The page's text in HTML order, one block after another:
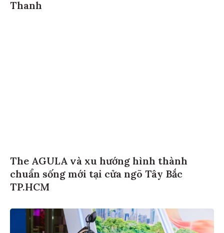
Thanh
The AGULA và xu hướng hình thành
chuẩn sống mới tại cửa ngõ Tây Bắc
TP.HCM